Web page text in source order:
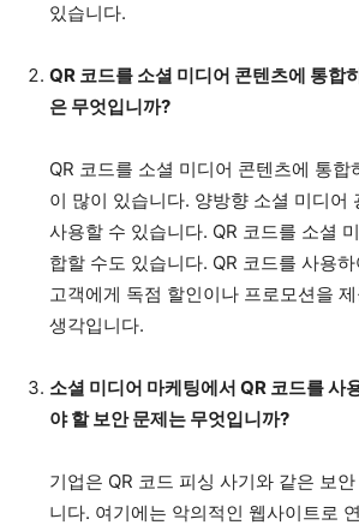
있습니다.
QR 코드를 소셜 미디어 콘텐츠에 통합
은 무엇입니까?
QR 코드를 소셜 미디어 콘텐츠에 통합
이 많이 있습니다. 양방향 소셜 미디어
사용할 수 있습니다. QR 코드를 소셜
합할 수도 있습니다. QR 코드를 사용
고객에게 독점 할인이나 프로모션을
생각입니다.
소셜 미디어 마케팅에서 QR 코드를 사
야 할 보안 문제는 무엇입니까?
기업은 QR 코드 피싱 사기와 같은 보
니다. 여기에는 악의적인 웹사이트로